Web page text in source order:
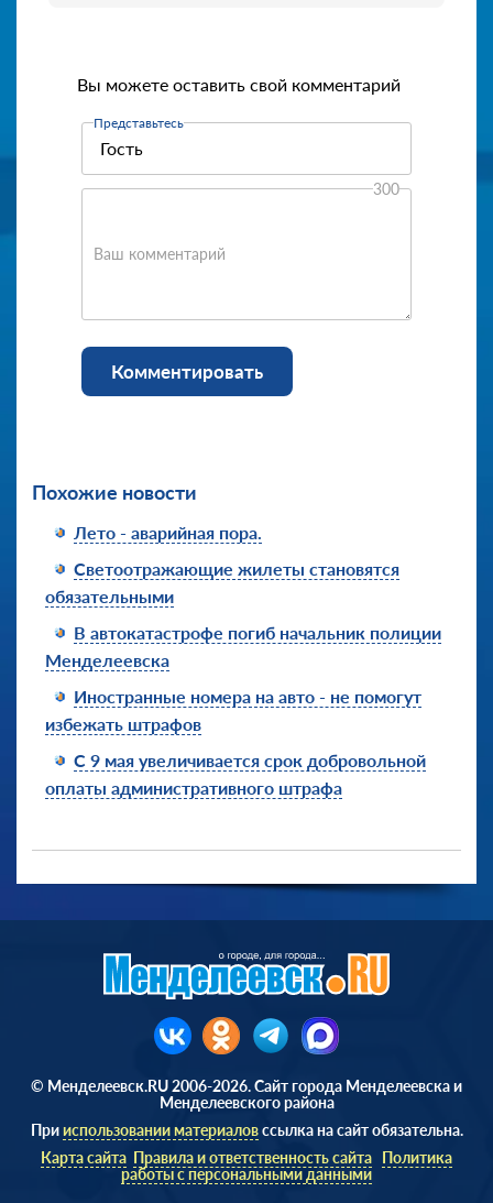
Вы можете оставить свой комментарий
Представьтесь
Ваш комментарий
300
Комментировать
Похожие новости
Лето - аварийная пора.
Светоотражающие жилеты становятся
обязательными
В автокатастрофе погиб начальник полиции
Менделеевска
Иностранные номера на авто - не помогут
избежать штрафов
С 9 мая увеличивается срок добровольной
оплаты административного штрафа
© Менделеевск.RU 2006-2026. Сайт города Менделеевска и
Менделеевского района
Прииспользовании материаловссылка на сайт обязательна.
Карта сайта Правила и ответственность сайта Политика
работы с персональными данными